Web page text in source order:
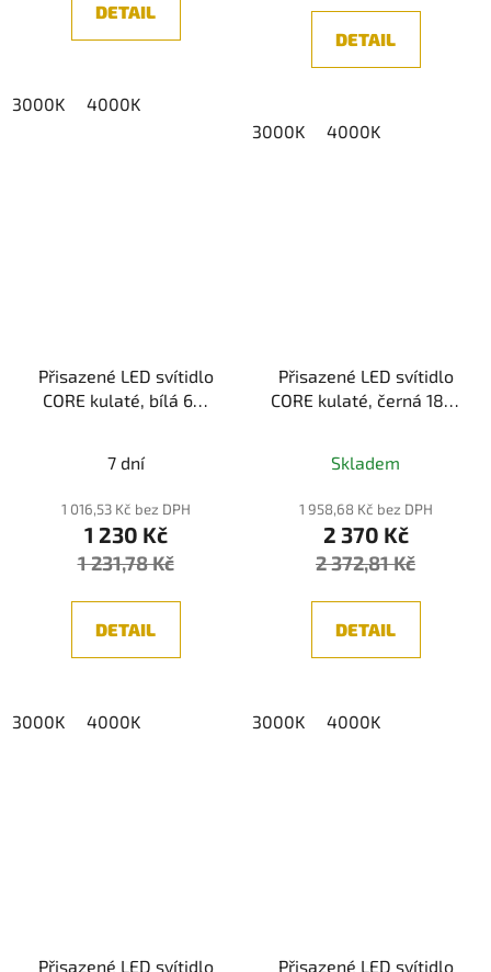
DETAIL
3000K 4000K
5
DETAIL
3000K 4000K
Přisazené LED svítidlo
CORE kulaté, bílá 6W
7 dní
1 016,53 Kč bez DPH
1 230 Kč
1 231,78 Kč
DETAIL
3000K 4000K
Přisazené LED svítidlo
CORE kulaté, černá 18W
Skladem
1 958,68 Kč bez DPH
2 370 Kč
2 372,81 Kč
DETAIL
3000K 4000K
Přisazené LED svítidlo Přisazené LED svítidlo